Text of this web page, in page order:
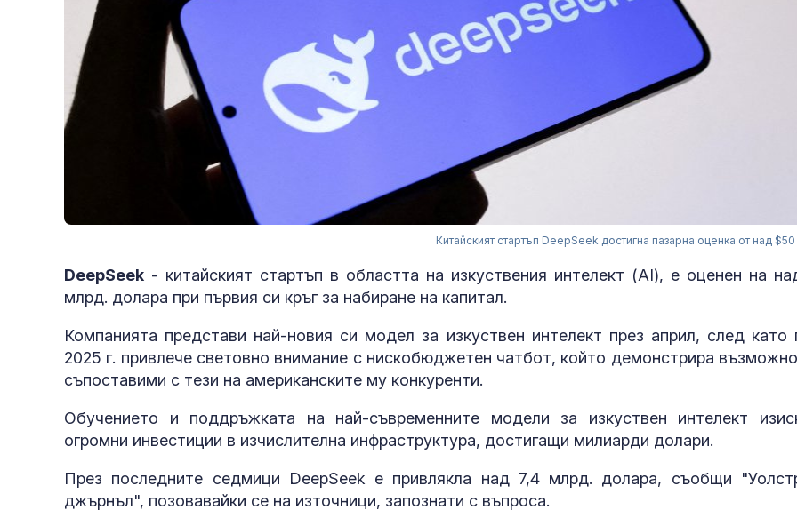
Китайският стартъп DeepSeek достигна пазарна оценка от над
DeepSeek - китайският стартъп в областта на изкуствения интелект (AI), е оценен на
млрд. долара при първия си кръг за набиране на капитал.
Компанията представи най-новия си модел за изкуствен интелект през април, след като
2025 г. привлече световно внимание с нискобюджетен чатбот, който демонстрира
съпоставими с тези на американските му конкуренти.
Обучението и поддръжката на най-съвременните модели за изкуствен интелект
огромни инвестиции в изчислителна инфраструктура, достигащи милиарди долари.
През последните седмици DeepSeek е привлякла над 7,4 млрд. долара, съобщи
джърнъл", позовавайки се на източници, запознати с въпроса.
Венера във